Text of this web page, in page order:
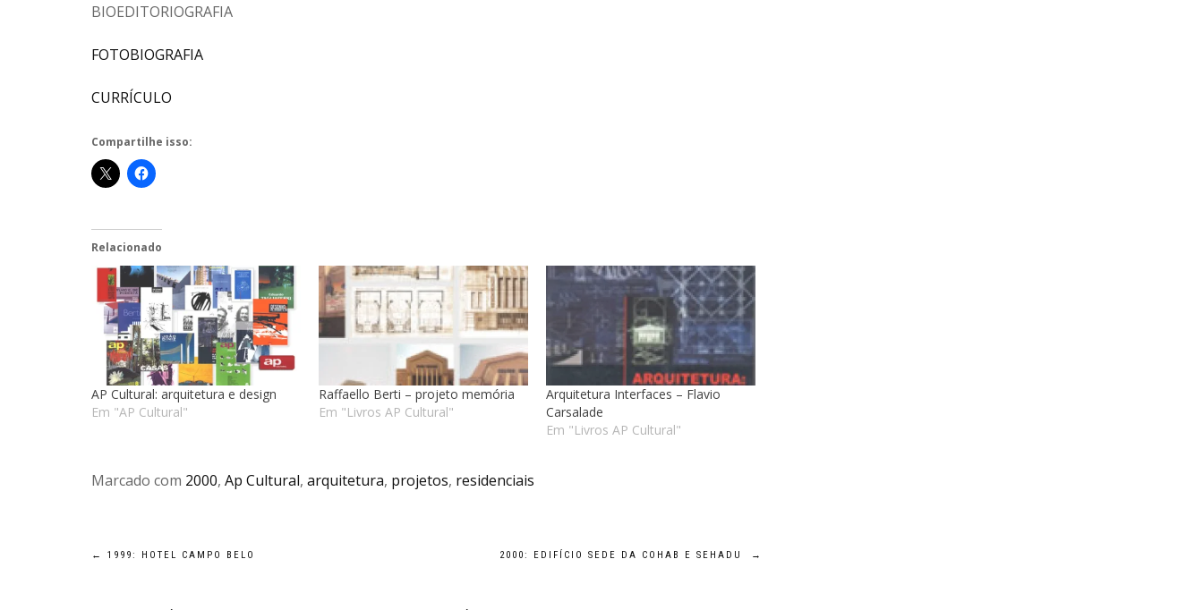
BIOEDITORIOGRAFIA
FOTOBIOGRAFIA
CURRÍCULO
Compartilhe isso:
Relacionado
AP Cultural: arquitetura e design
Em "AP Cultural"
Raffaello Berti – projeto memória
Em "Livros AP Cultural"
Arquitetura Interfaces – Flavio
Carsalade
Em "Livros AP Cultural"
Marcado com 2000, Ap Cultural, arquitetura, projetos, residenciais
Navegação
← 1999: HOTEL CAMPO BELO 2000: EDIFÍCIO SEDE DA COHAB E SEHADU →